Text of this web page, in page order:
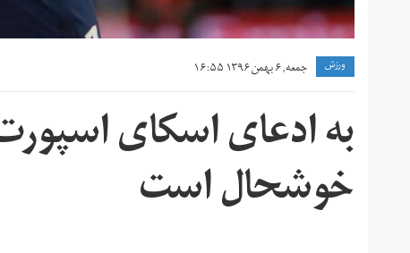
ورزش جمعه, ۶ بهمن ۱۳۹۶ ۱۶:۵۵
به ادعای اسکای
خوشحال است